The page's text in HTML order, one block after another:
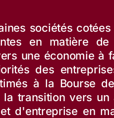
sociétés
en matière
une économie à
des
à la Bourse
transition vers
d'entreprise en